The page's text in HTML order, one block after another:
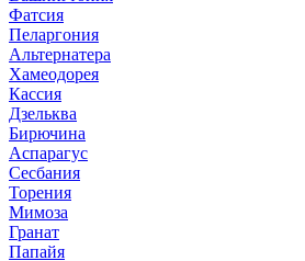
Фатсия
Пеларгония
Альтернатера
Хамеодорея
Кассия
Дзельква
Бирючина
Аспарагус
Сесбания
Торения
Мимоза
Гранат
Папайя